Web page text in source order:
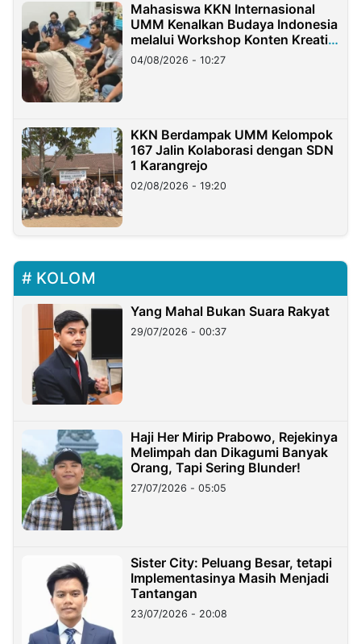
Mahasiswa KKN Internasional
UMM Kenalkan Budaya Indonesia
melalui Workshop Konten Kreatif
di Taiwan
04/08/2026 - 10:27
KKN Berdampak UMM Kelompok
167 Jalin Kolaborasi dengan SDN
1 Karangrejo
02/08/2026 - 19:20
KOLOM
Yang Mahal Bukan Suara Rakyat
29/07/2026 - 00:37
Haji Her Mirip Prabowo, Rejekinya
Melimpah dan Dikagumi Banyak
Orang, Tapi Sering Blunder!
27/07/2026 - 05:05
Sister City: Peluang Besar, tetapi
Implementasinya Masih Menjadi
Tantangan
23/07/2026 - 20:08